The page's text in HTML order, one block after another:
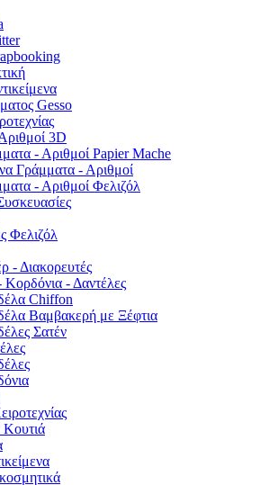
Gesso
3D
- Αριθμοί Papier Mache
Γράμματα - Αριθμοί
- Αριθμοί Φελιζόλ
Φελιζόλ
- Διακορευτές
- Δαντέλες
Chiffon
Βαμβακερή με Ξέφτια
Σατέν